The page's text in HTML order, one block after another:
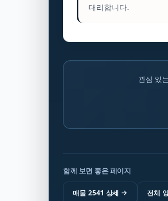
대리합니다.
관심 있
함께 보면 좋은 페이지
매물 2541 상세 → 전체